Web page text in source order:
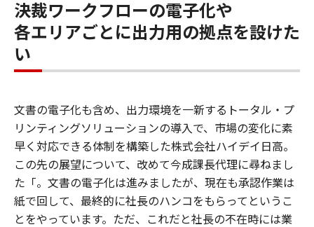
決裁ワークフローの電子化や
各エリアごとに出力用の拠点を設けた
い
文書の電子化も含め、出力環境を一新するトータル・プ
リンティングソリューションの導入で、市場の変化に素
早く対応できる体制を構築した株式会社ハイデイ日高。
この先の展望について、改めて今成課長代理に尋ねまし
た「。文書の電子化は進みましたが、現在も承認作業は
紙で回して、最終的に社長のハンコをもらってというこ
とをやっています。ただ、これだと社長の不在時には業